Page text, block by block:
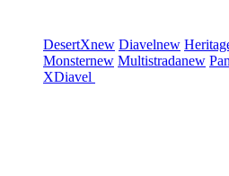
DesertXnew Diavelnew
Monsternew Multistradanew
XDiavel